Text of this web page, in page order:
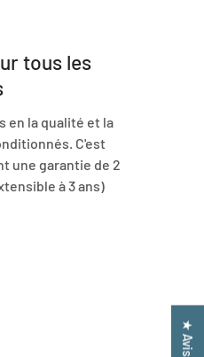
tous les
en la qualité et la
C'est
une garantie de 2
à 3 ans)
★ Avis